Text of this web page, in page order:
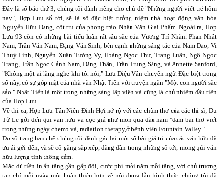
Đây là số báo thứ 3, chúng tôi dành riêng cho chủ đề "Những người viết trẻ hôm
nay", Hợp Lưu số tới, sẽ là số đặc biệt tưởng niệm nhà hoạt động văn hóa
Nguyễn Hữu Đang, cột trụ của phong trào Nhân Văn Giai Phẩm. Ngoài ra, Hợp
Lưu 93 còn có những bài tiểu luận rất sâu sắc của Vương Trí Nhàn, Phan Nhật
Nam, Trần Văn Nam, Đặng Văn Sinh, bên cạnh những sáng tác của Nam Dao, Vi
Thuỳ Linh, Nguyễn Xuân Tường Vy, Hoàng Ngọc Thư, Trang Luân, Ngô Ngọc
Trang, Trần Ngọc Cảnh Nam, Đặng Thân, Trần Trung Sáng, và Annette Sanford,
"Không một ai lắng nghe khi tôi nói," Lưu Diệu Vân chuyển ngữ. Đặc biệt trong
số nầy, có sự góp mặt của nhà văn Nhật Tiến với truyện ngắn "Một con người sắc
sảo." Nhật Tiến là một trong những sáng lập viên và cũng là chủ nhiệm đầu tiên
của Hợp Lưu.
Về thi ca, Hợp Lưu Tân Niên Đinh Hợi nở rộ với các chùm thơ của các thi sĩ; Du
Tử Lê gởi đến quí văn hữu và độc giả như món quà đầu năm "dăm bài thơ viết
trong những ngày chemo và, radiation therapy,ở bệnh viện Fountain Valley." ...
Do số trang hạn chế chúng tôi đành gác lại một số bài giá trị của các văn hữu đã
ưu ái gởi đến, và sẽ cố gắng sắp xếp, đăng dần trong những số tới, mong qúi văn
hữu lượng tình thông cảm.
Mặc dù tiền in ấn tăng gần gấp đôi, cước phí mỗi năm mỗi tăng, với chủ trương
tạp chí mỗi ngày một hoàn thiện hơn về nội dung lẫn hình thức, chúng tôi đã